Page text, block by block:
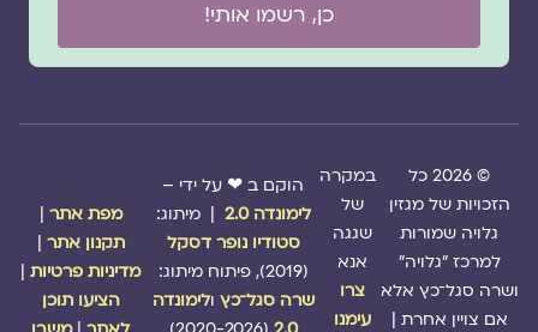
כן, רשמו אותי!
© 2026 כל
הזכויות של מגזין
גלויה שמורות
למרכז "גלויה"
ושרה סגל־כץ אלא
אם צויין אחרת |
במקרה
של
שגגה
אנא
צרו
עימנו
הוקם ב ❤ על ידי –
לימונדה 2.0
| מיתוג:
סטודיו נופר דסקל
שרה סגל־כץולימונדה
מפת אתר|
תקנון אתר|
מדיניות פרטיות|
הציעו תוכן